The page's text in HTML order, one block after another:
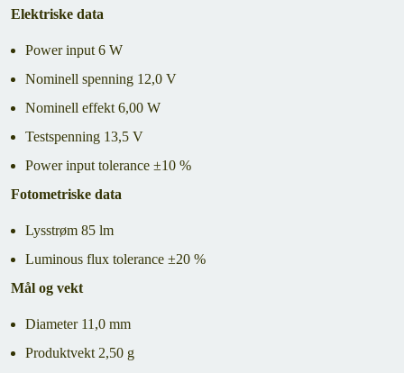
Elektriske data
Power input 6 W
Nominell spenning 12,0 V
Nominell effekt 6,00 W
Testspenning 13,5 V
Power input tolerance ±10 %
Fotometriske data
Lysstrøm 85 lm
Luminous flux tolerance ±20 %
Mål og vekt
Diameter 11,0 mm
Produktvekt 2,50 g